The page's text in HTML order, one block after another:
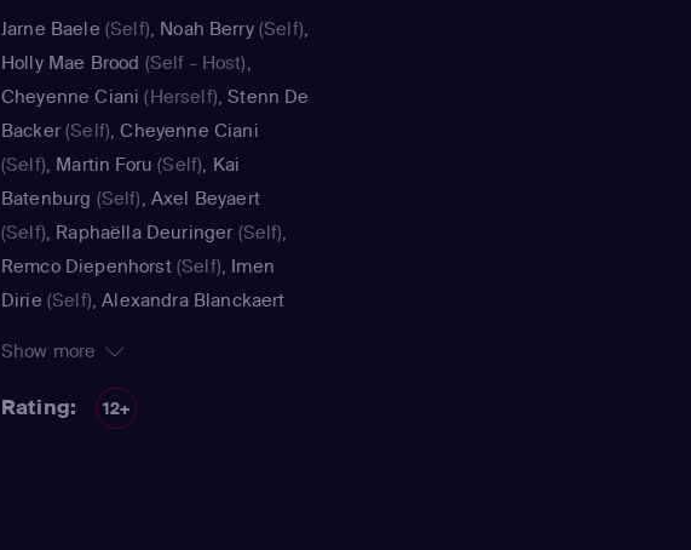
Jarne Baele (Self), Noah Berry(Self),
Holly Mae Brood (Self - Host),
Cheyenne Ciani (Herself),Stenn De
Backer(Self),Cheyenne Ciani
(Self), Martin Foru (Self), Kai
Batenburg (Self), Axel Beyaert
(Self), Raphaëlla Deuringer (Self),
Remco Diepenhorst(Self), Imen
Dirie (Self),Alexandra Blanckaert
Jaimy Franken(Self)
Marit Beets
Show more
Rating: 12+